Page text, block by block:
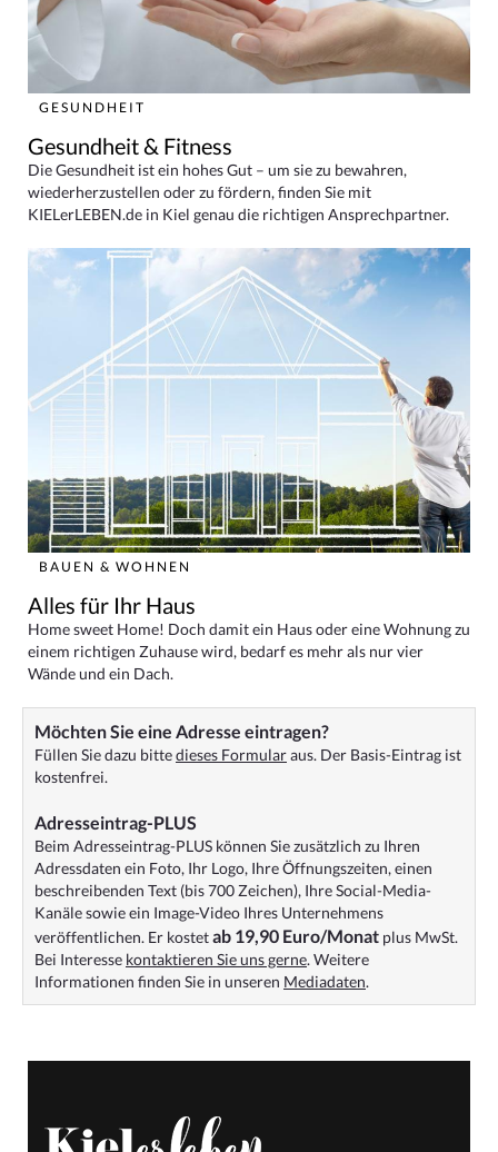
GESUNDHEIT
Gesundheit & Fitness
Die Gesundheit ist ein hohes Gut – um sie zu bewahren,
wiederherzustellen oder zu fördern, finden Sie mit
KIELerLEBEN.de in Kiel genau die richtigen Ansprechpartner.
BAUEN & WOHNEN
Alles für Ihr Haus
Home sweet Home! Doch damit ein Haus oder eine Wohnung zu
einem richtigen Zuhause wird, bedarf es mehr als nur vier
Wände und ein Dach.
Möchten Sie eine Adresse eintragen?
Füllen Sie dazu bittedieses Formularaus. Der Basis-Eintrag ist
kostenfrei.
Adresseintrag-PLUS
Beim Adresseintrag-PLUS können Sie zusätzlich zu Ihren
Adressdaten ein Foto, Ihr Logo, Ihre Öffnungszeiten, einen
beschreibenden Text (bis 700 Zeichen), Ihre Social-Media-
Kanäle sowie ein Image-Video Ihres Unternehmens
veröffentlichen. Er kostetab 19,90 Euro/Monat plus MwSt.
Bei Interesse kontaktieren Sie uns gerne. Weitere
Informationen finden Sie in unseren Mediadaten.